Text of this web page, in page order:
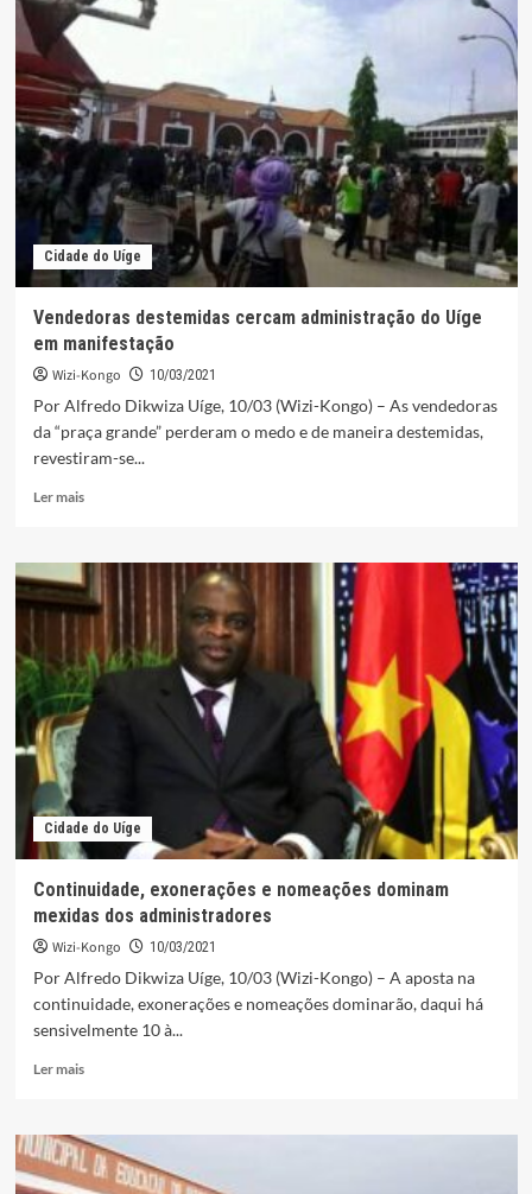
acusa
provincial
e
MPLA
de
conflituosos
Cidade do Uíge
Vendedoras destemidas cercam administração do Uíge
em manifestação
Wizi-Kongo 10/03/2021
Por Alfredo Dikwiza Uíge, 10/03 (Wizi-Kongo) – As vendedoras
da “praça grande” perderam o medo e de maneira destemidas,
revestiram-se...
Ler maisLeia
Vendedoras
destemidas
cercam
do
Uíge
em
manifestação
Cidade do Uíge
Continuidade, exonerações e nomeações dominam
mexidas dos administradores
Wizi-Kongo 10/03/2021
Por Alfredo Dikwiza Uíge, 10/03 (Wizi-Kongo) – A aposta na
continuidade, exonerações e nomeações dominarão, daqui há
sensivelmente 10 à...
Ler maisLeia
Continuidade,
exonerações
e